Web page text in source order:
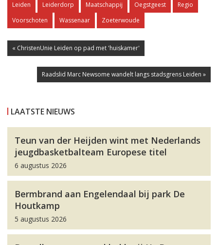
Leiden Leiderdorp Maatschappij Oegstgeest
Regio
Voorschoten
Wassenaar Zoeterwoude
« ChristenUnie Leiden op pad met 'huiskamer'
Raadslid Marc Newsome wandelt langs stadsgrens Leiden »
LAATSTE NIEUWS
Teun van der Heijden wint met Nederlands
jeugdbasketbalteam Europese titel
6 augustus 2026
Bermbrand aan Engelendaal bij park De
Houtkamp
5 augustus 2026